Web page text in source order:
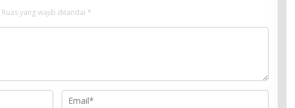
Ruas yang wajib ditandai *